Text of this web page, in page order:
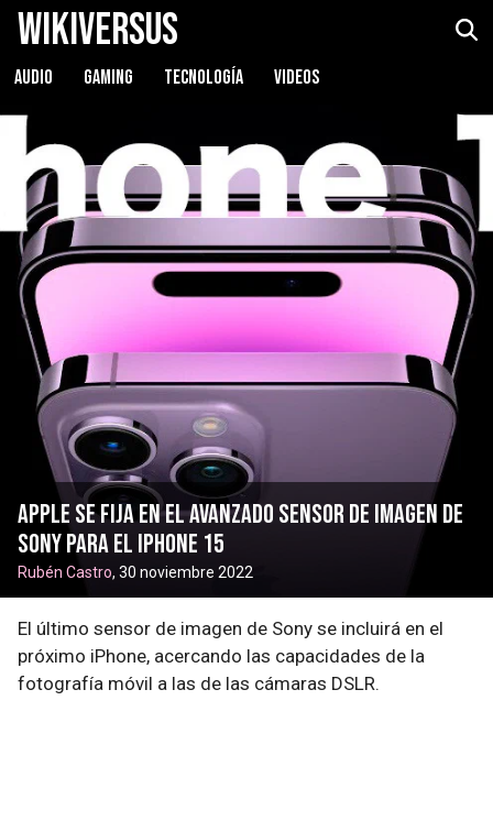
WikiVersus
AUDIO GAMING TECNOLOGÍA VIDEOS
Apple se fija en el avanzado sensor de imagen de
Sony para el iPhone 15
Rubén Castro, 30 noviembre 2022
El último sensor de imagen de Sony se incluirá en el
próximo iPhone, acercando las capacidades de la
fotografía móvil a las de las cámaras DSLR.